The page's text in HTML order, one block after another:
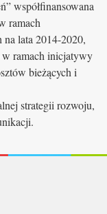
współfinansowana
ramach
lata 2014-2020,
w ramach inicjatywy
bieżących i
strategii rozwoju,